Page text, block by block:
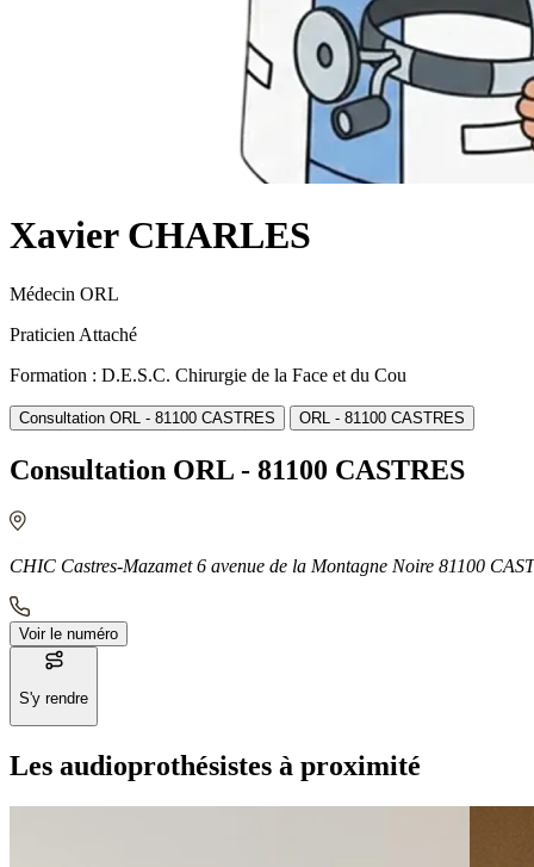
Xavier CHARLES
Médecin ORL
Praticien Attaché
Formation : D.E.S.C. Chirurgie de la Face et du Cou
Consultation ORL - 81100 CASTRES ORL - 81100 CASTRES
Consultation ORL - 81100 CASTRES
CHIC Castres-Mazamet 6 avenue de la Montagne Noire 81100
Voir le numéro
S'y rendre
Les audioprothésistes à proximité